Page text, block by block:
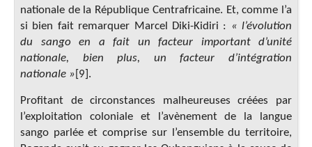
nationale de la République Centrafricaine. Et, comme l’a
si bien fait remarquer Marcel Diki-Kidiri : « l’évolution
du sango en a fait un facteur important d’unité
nationale, bien plus, un facteur d’intégration
nationale » [9].
Profitant de circonstances malheureuses créées par
l’exploitation coloniale et l’avènement de la langue
sango parlée et comprise sur l’ensemble du territoire,